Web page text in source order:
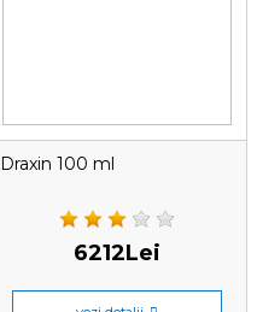
Draxin 100 ml
6212Lei